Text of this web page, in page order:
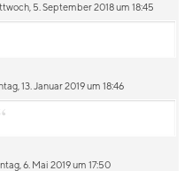
5. September 2018 um 18:45
13. Januar 2019 um 18:46
6. Mai 2019 um 17:50